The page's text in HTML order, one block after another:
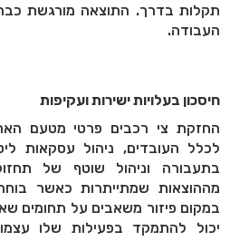
תקלות בדרך. התוצאה מורגשת
העבודה.
חיסכון בעלויות ישירות ועקיפות
החזקת צי רכבים פרטי מטעם
לכלל העובדים, ניהול עסקאות
בתעבורה וניהול שוטף של
מההוצאות שמתייתרות כאשר
במקום פיזור משאבים על תחומים
יכול להתמקד בפעילות שלו